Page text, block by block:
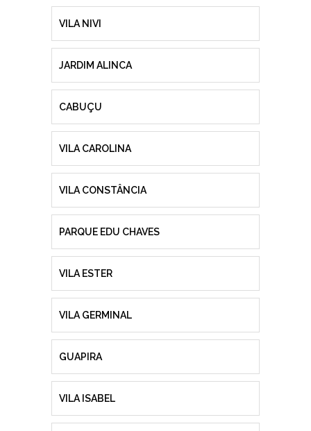
VILA NIVI
JARDIM ALINCA
CABUÇU
VILA CAROLINA
VILA CONSTÂNCIA
PARQUE EDU CHAVES
VILA ESTER
VILA GERMINAL
GUAPIRA
VILA ISABEL